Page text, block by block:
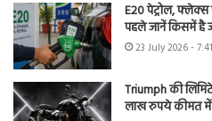
E20 पेट्रोल,
पहले जानें किसमें है
23 July 2026 -
Triumph की
लाख रुपये कीमत में